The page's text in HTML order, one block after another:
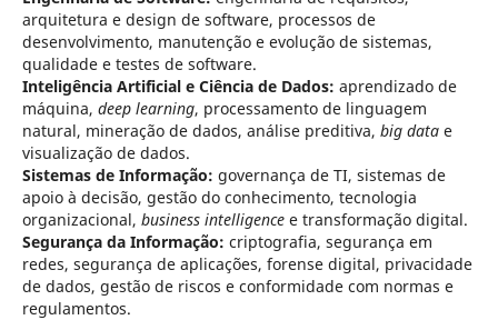
arquitetura e design de software, processos de
desenvolvimento, manutenção e evolução de sistemas,
qualidade e testes de software.
Inteligência Artificial e Ciência de Dados: aprendizado de
máquina, deep learning, processamento de linguagem
natural, mineração de dados, análise preditiva, big datae
visualização de dados.
Sistemas de Informação: governança de TI, sistemas de
apoio à decisão, gestão do conhecimento, tecnologia
organizacional, business intelligencee transformação digital.
Segurança da Informação: criptografia, segurança em
redes, segurança de aplicações, forense digital, privacidade
de dados, gestão de riscos e conformidade com normas e
regulamentos.